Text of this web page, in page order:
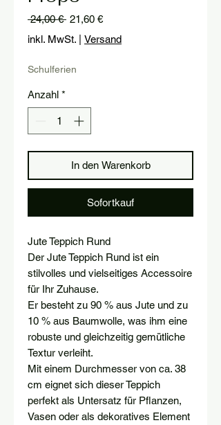
24,00 € Standardpreis
21,60 €Sale-
Preis
inkl. MwSt. Versand
Schulferien
Anzahl *
In den Warenkorb
Sofortkauf
Jute Teppich Rund
Der Jute Teppich Rund ist ein
stilvolles und vielseitiges Accessoire
für Ihr Zuhause.
Er besteht zu 90 % aus Jute und zu
10 % aus Baumwolle, was ihm eine
robuste und gleichzeitig gemütliche
Textur verleiht.
Mit einem Durchmesser von ca. 38
cm eignet sich dieser Teppich
perfekt als Untersatz für Pflanzen,
Vasen oder als dekoratives Element